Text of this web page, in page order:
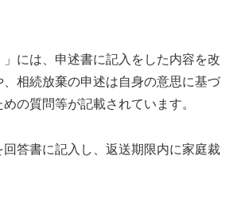
」には、申述書に記入をした内容を改
相続放棄の申述は自身の意思に基づ
の質問等が記載されています。
答書に記入し、返送期限内に家庭裁